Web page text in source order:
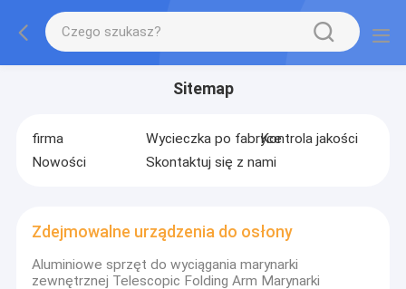
Sitemap
firma Wycieczka po fabryceKontrola jakości
Nowości
Skontaktuj się z nami
Zdejmowalne urządzenia do osłony
Aluminiowe sprzęt do wyciągania marynarki
zewnętrznej Telescopic Folding Arm Marynarki